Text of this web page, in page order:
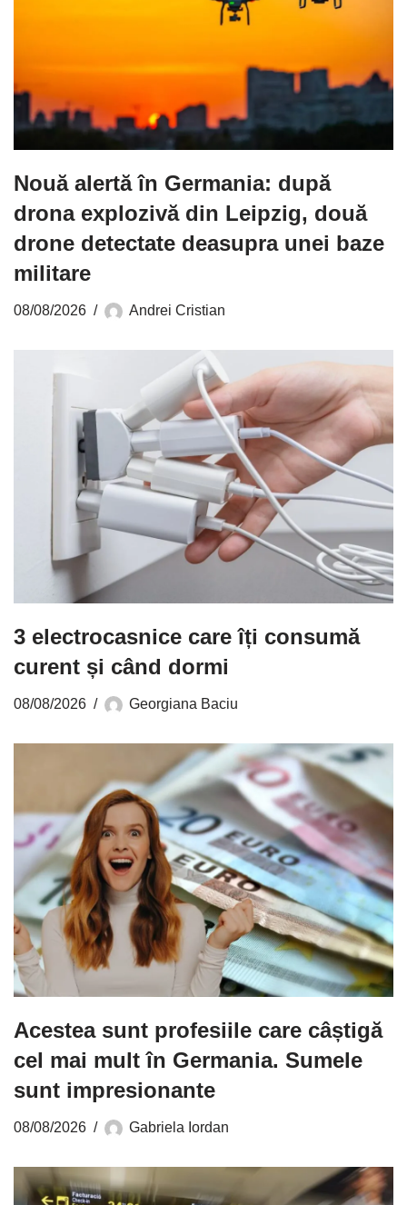
Nouă alertă în Germania: după
drona explozivă din Leipzig, două
drone detectate deasupra unei baze
militare
08/08/2026 Andrei Cristian
3 electrocasnice care îți consumă
curent și când dormi
08/08/2026 Georgiana Baciu
Acestea sunt profesiile care câștigă
cel mai mult în Germania. Sumele
sunt impresionante
08/08/2026 Gabriela Iordan